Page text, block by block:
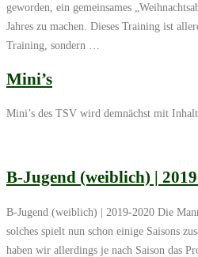
geworden, ein gemeinsames
Jahres zu machen. Dieses Training ist
Training, sondern …
Mini’s
Mini’s des TSV wird demnächst mit
B-Jugend (weiblich) |
B-Jugend (weiblich) | 2019-2020 Die
solches spielt nun schon einige Saisons
haben wir allerdings je nach Saison das